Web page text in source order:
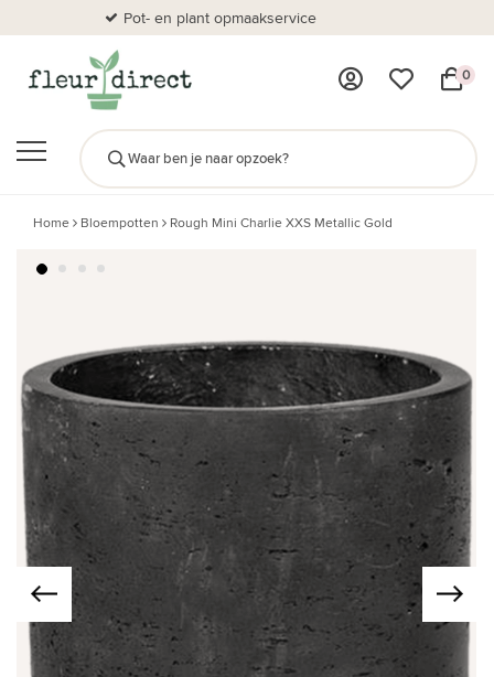
Pot- en plant opmaakservice
0
Home Bloempotten Rough Mini Charlie XXS Metallic Gold